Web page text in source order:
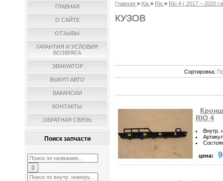
ГЛАВНАЯ
О САЙТЕ
ОТЗЫВЫ
ГАРАНТИЯ И УСЛОВИЯ
ВОЗВРАТА
ЭВАКУАТОР
ВЫКУП АВТО
ВАКАНСИИ
КОНТАКТЫ
ОБРАТНАЯ СВЯЗЬ
Поиск запчасти
Главная » Kia » Rio » Rio 4 ( 2017 – 2020
КУЗОВ
Сортировка:
RIO 4
Внутр.
Артикул
цена: